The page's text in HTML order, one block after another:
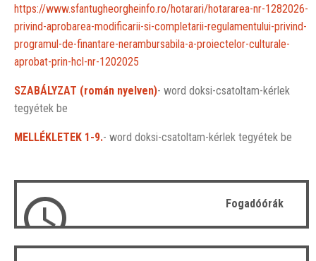
https://www.sfantugheorgheinfo.ro/hotarari/hotararea-nr-1282026-
privind-aprobarea-modificarii-si-completarii-regulamentului-privind-
programul-de-finantare-nerambursabila-a-proiectelor-culturale-
aprobat-prin-hcl-nr-1202025
SZABÁLYZAT (román nyelven)- word doksi-csatoltam-kérlek
tegyétek be
MELLÉKLETEK 1-9.- word doksi-csatoltam-kérlek tegyétek be
Fogadóórák